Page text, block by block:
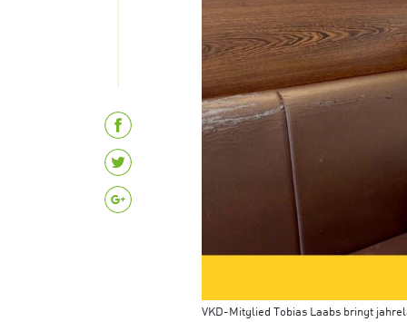
VKD-Mitglied Tobias Laabs bringt